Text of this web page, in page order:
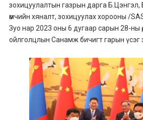
зохицуулалтын газрын дарга
өмчийн хяналт, зохицуулах хорооны /
Зуо нар 2023 оны 6 дугаар сарын 28-ны
ойлголцлын Санамж бичигт гарын үсэг